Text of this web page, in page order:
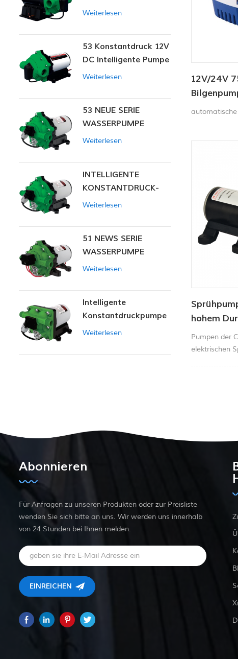
12V/24V
hohem
in der
Pumpen der
elektrischen
INTELLIGENTE PUMPE
Weiterlesen
53 Konstantdruck 12V
DC Intelligente Pumpe
Weiterlesen
53 NEUE SERIE
WASSERPUMPE
Weiterlesen
INTELLIGENTE
KONSTANTDRUCK-
MEMBRANPUMPE
Weiterlesen
51 NEWS SERIE
WASSERPUMPE
Weiterlesen
Intelligente
Konstantdruckpumpe
der Serie ZN-42
Weiterlesen
Abonnieren
Für Anfragen zu unseren Produkten oder zur Preisliste
wenden Sie sich bitte an uns. Wir werden uns innerhalb
von 24 Stunden bei Ihnen melden.